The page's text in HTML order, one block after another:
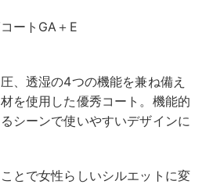
ートGA＋E
、透湿の4つの機能を兼ね備え
を使用した優秀コート。機能的
シーンで使いやすいデザインに
とで女性らしいシルエットに変